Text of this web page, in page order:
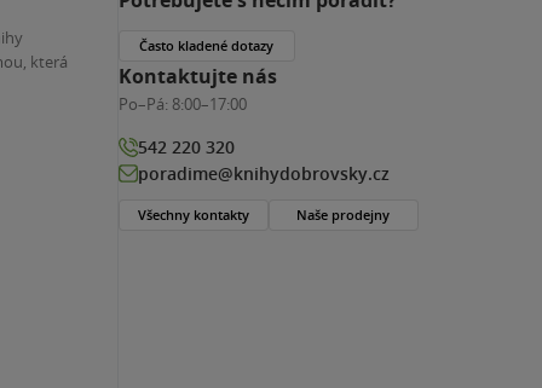
která
Často kladené dotazy
Kontaktujte nás
Po–Pá: 8:00–17:00
542 220 320
poradime@knihydobrovsky.cz
Všechny kontakty Naše prodejny